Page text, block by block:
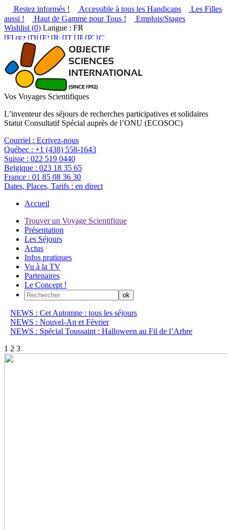
Restez informés ! Accessible à tous les Handicaps
Les Filles
aussi !
Haut de Gamme pour Tous !
Emplois/Stages
Wishlist (0) Langue : FR
Vos Voyages Scientifiques
L’inventeur des séjours de recherches participatives et solidaires
Statut Consultatif Spécial auprès de l’ONU (ECOSOC)
Courriel : Ecrivez-nous
Québec : +1 (438) 558-1643
Suisse : 022 519 0440
Belgique : 023 18 35 65
France : 01 85 08 36 30
Dates, Places, Tarifs : en direct
Accueil
Trouver un Voyage Scientifique
Présentation
Les Séjours
Actus
Infos pratiques
Vu à la TV
Partenaires
Le Concept !
NEWS : Cet Automne : tous les séjours
NEWS : Nouvel-An et Février
NEWS : Spécial Toussaint : Halloween au Fil de l’Arbre
1 2 3